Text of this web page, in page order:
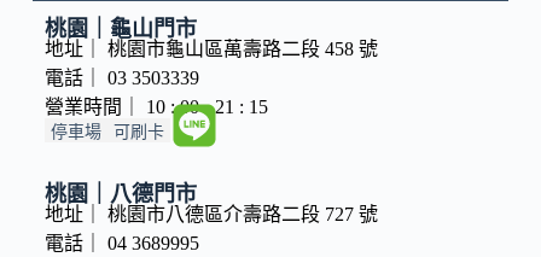
桃園｜龜山門市
地址｜ 桃園市龜山區萬壽路二段 458 號
電話｜ 03 3503339
營業時間｜ 10 : 00 - 21 : 15
停車場 可刷卡
桃園｜八德門市
地址｜ 桃園市八德區介壽路二段 727 號
電話｜ 04 3689995